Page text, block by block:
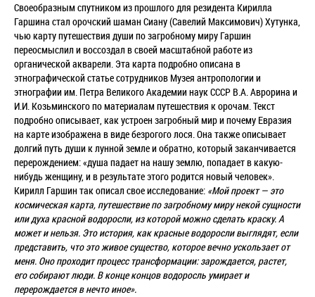
Своеобразным спутником из прошлого для резидента Кирилла
Гаршина стал орочский шаман Сиану (Савелий Максимович) Хутунка,
чью карту путешествия души по загробному миру Гаршин
переосмыслил и воссоздал в своей масштабной работе из
органической акварели. Эта карта подробно описана в
этнографической статье сотрудников Музея антропологии и
этнографии им. Петра Великого Академии наук СССР В.А. Аврорина и
И.И. Козьминского по материалам путешествия к орочам.Текст
подробно описывает, как устроен загробный мир и почему Евразия
на карте изображена в виде безрогого лося. Она также описывает
долгий путь души к лунной земле и обратно, который заканчивается
перерождением: «душа падает на нашу землю, попадает в какую-
нибудь женщину, и в результате этого родится новый человек».
Кирилл Гаршин так описал свое исследование: «Мой проект — это
космическая карта, путешествие по загробному миру некой сущности
или духа красной водоросли, из которой можно сделать краску. А
может и нельзя. Это история, как красные водоросли выглядят, если
представить, что это живое существо, которое вечно ускользает от
меня. Оно проходит процесс трансформации: зарождается, растет,
его собирают люди. В конце концов водоросль умирает и
перерождается в нечто иное».